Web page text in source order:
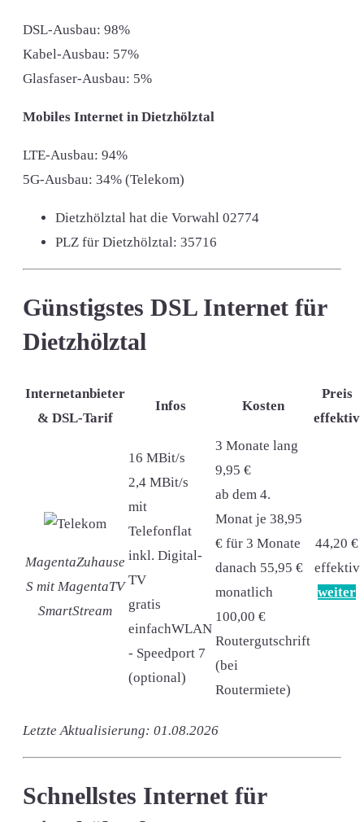
DSL-Ausbau: 98%
Kabel-Ausbau: 57%
Glasfaser-Ausbau: 5%
Mobiles Internet in Dietzhölztal
LTE-Ausbau: 94%
5G-Ausbau: 34% (Telekom)
Dietzhölztal hat die Vorwahl 02774
PLZ für Dietzhölztal: 35716
Günstigstes DSL Internet für
Dietzhölztal
Internetanbieter
& DSL-Tarif
Infos Kosten
Preis
effektiv
MagentaZuhause
S mit MagentaTV
SmartStream
16 MBit/s
2,4 MBit/s
mit
Telefonflat
inkl. Digital-
TV
gratis
einfachWLAN
- Speedport 7
(optional)
3 Monate lang
9,95 €
ab dem 4.
Monat je 38,95
€ für 3 Monate
danach 55,95 €
monatlich
100,00 €
Routergutschrift
(bei
Routermiete)
44,20 €
effektiv
weiter
Letzte Aktualisierung: 01.08.2026
Schnellstes Internet für